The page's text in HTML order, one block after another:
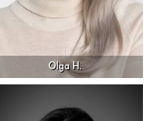
Olga H.